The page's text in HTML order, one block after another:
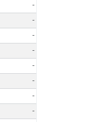
-
-
-
-
-
-
-
-